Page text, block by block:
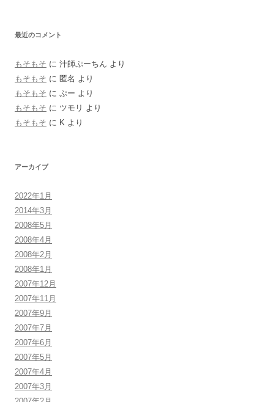
最近のコメント
もそもそ に 汁師ぷーちん より
もそもそ に 匿名 より
もそもそ に ぷー より
もそもそ に ツモリ より
もそもそ に K より
アーカイブ
2022年1月
2014年3月
2008年5月
2008年4月
2008年2月
2008年1月
2007年12月
2007年11月
2007年9月
2007年7月
2007年6月
2007年5月
2007年4月
2007年3月